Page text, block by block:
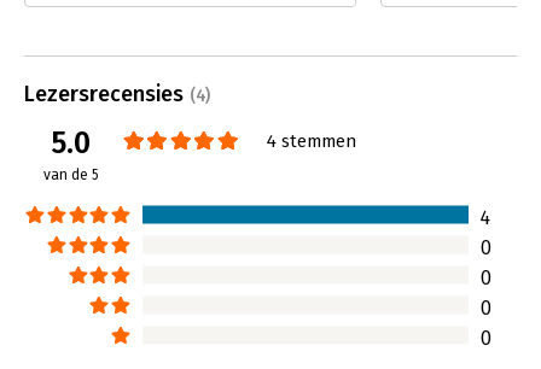
Het beschrijft heel praktisch wat het
nummer 1 in de organisatie zet, hoe
lastig dat soms ook is.
goed. Ik had via
nieuwsgierig hoe
van het óók
Lees verder
Lezersrecensies (4)
5.0
van de 5
4 stemmen
4
0
0
0
0